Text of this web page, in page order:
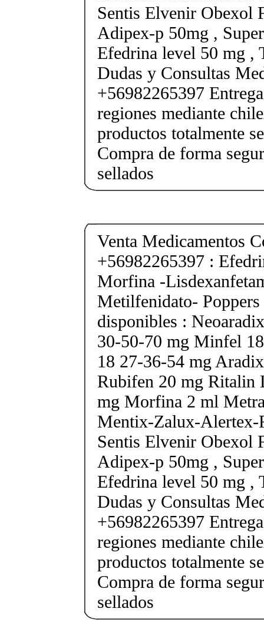
Sentis Elvenir Obexol
Adipex-p 50mg ,
Efedrina level 50 mg ,
Dudas y Consultas
+56982265397
regiones mediante
productos totalmente
Compra de forma
sellados
Venta Medicamentos
+56982265397 :
Morfina -
Metilfenidato-
disponibles :
30-50-70 mg Minfel
18 27-36-54 mg
Rubifen 20 mg Ritalin
mg Morfina 2 ml
Mentix-Zalux-Alertex-
Sentis Elvenir Obexol
Adipex-p 50mg ,
Efedrina level 50 mg ,
Dudas y Consultas
+56982265397
regiones mediante
productos totalmente
Compra de forma
sellados